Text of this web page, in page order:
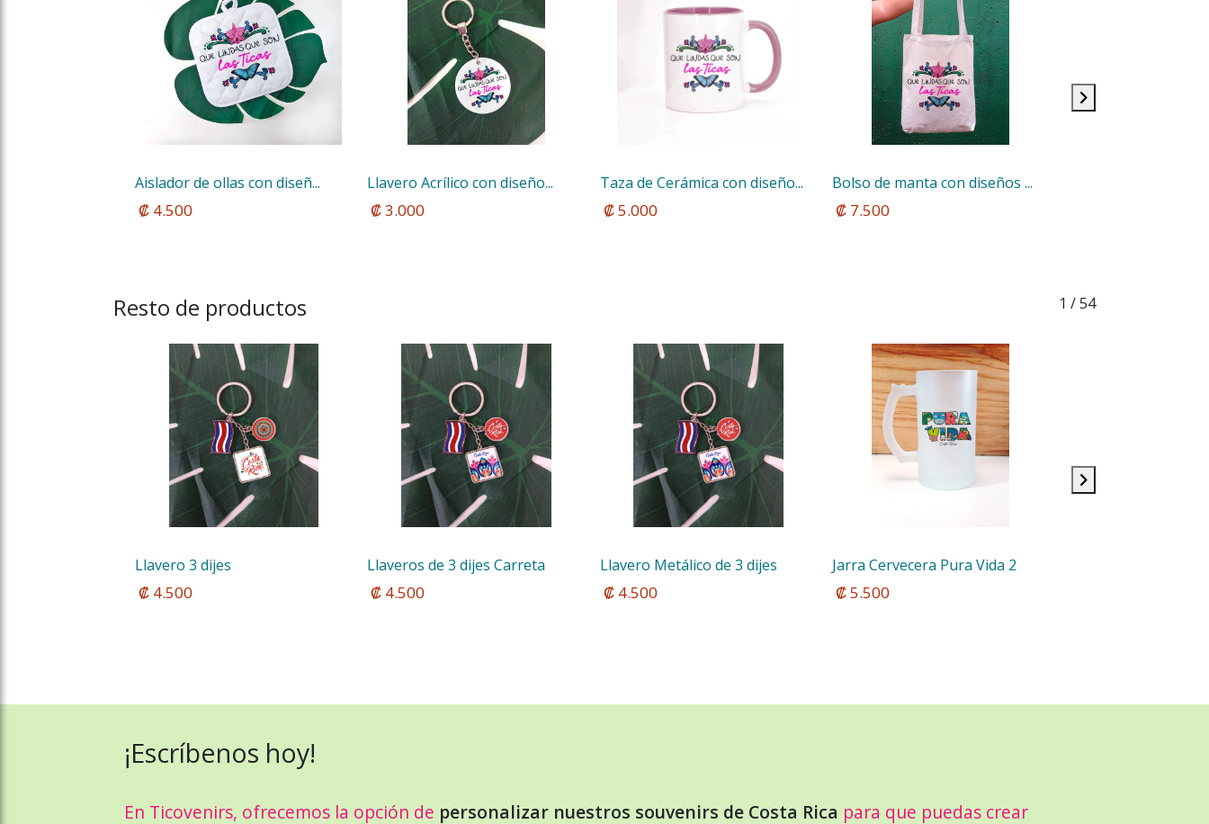
Aislador de ollas con diseñ...
₡ 4.500
Llavero Acrílico con diseño...
₡ 3.000
Taza de Cerámica con diseño...
₡ 5.000
Bolso de manta con diseños ...
₡ 7.500
Resto de productos 1 / 54
Llavero 3 dijes
₡ 4.500
Llaveros de 3 dijes Carreta
₡ 4.500
Llavero Metálico de 3 dijes
₡ 4.500
Jarra Cervecera Pura Vida 2
₡ 5.500
¡Escríbenos hoy!
En Ticovenirs, ofrecemos la opción de personalizar nuestros souvenirs de Costa Rica para que puedas crear